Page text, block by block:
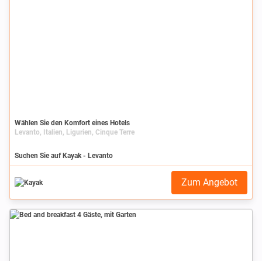
Wählen Sie den Komfort eines Hotels
Levanto, Italien, Ligurien, Cinque Terre
Suchen Sie auf Kayak - Levanto
Zum Angebot